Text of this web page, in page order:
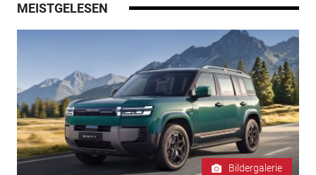
MEISTGELESEN
Bildergalerie